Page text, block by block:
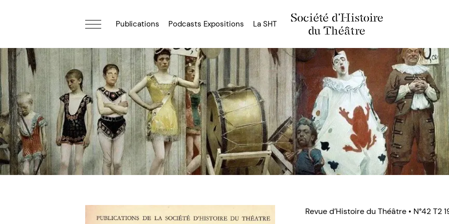
Société d'Histoire
du Théâtre
Publications Podcasts Expositions La SHT
Revue d’Histoire du Théâtre • N°42 T2